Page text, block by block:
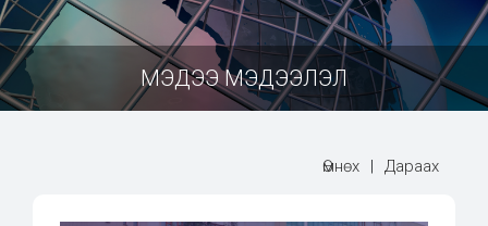
МЭДЭЭ МЭДЭЭЛЭЛ
Өмнөх | Дараах